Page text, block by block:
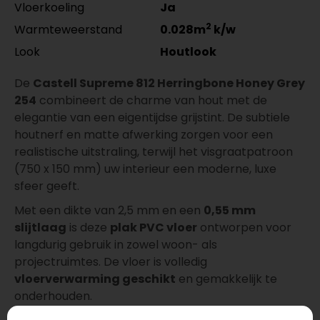
Vloerkoeling
Ja
Warmteweerstand
0.028m2 k/w
Look
Houtlook
De Castell Supreme 812 Herringbone Honey Grey
254 combineert de charme van hout met de
elegantie van een eigentijdse grijstint. De subtiele
houtnerf en matte afwerking zorgen voor een
realistische uitstraling, terwijl het visgraatpatroon
(750 x 150 mm) uw interieur een moderne, luxe
sfeer geeft.
Met een dikte van 2,5 mm en een 0,55 mm
slijtlaag is deze plak PVC vloer ontworpen voor
langdurig gebruik in zowel woon- als
projectruimtes. De vloer is volledig
vloerverwarming geschikt en gemakkelijk te
onderhouden.